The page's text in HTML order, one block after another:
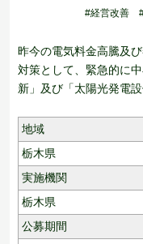
#経営改善
昨今の電気料金高騰及
対策として、緊急的に
新」及び「太陽光発電
地域
栃木県
実施機関
栃木県
公募期間